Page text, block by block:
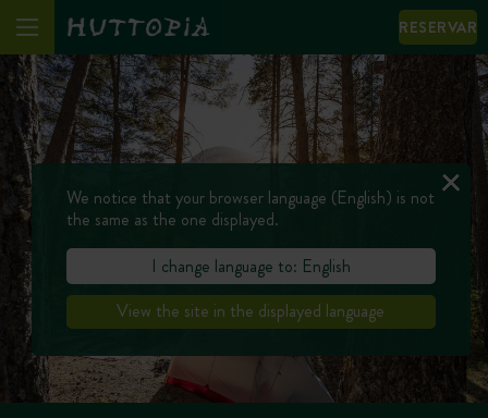
RESERVAR
We notice that your browser language (English) is not
the same as the one displayed.
I change language to: English
View the site in the displayed language